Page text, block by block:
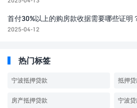
首付30%以上的购房款收据需要哪些证明
2025-04-12
热门标签
宁波抵押贷款 抵押贷
房产抵押贷款 宁波贷